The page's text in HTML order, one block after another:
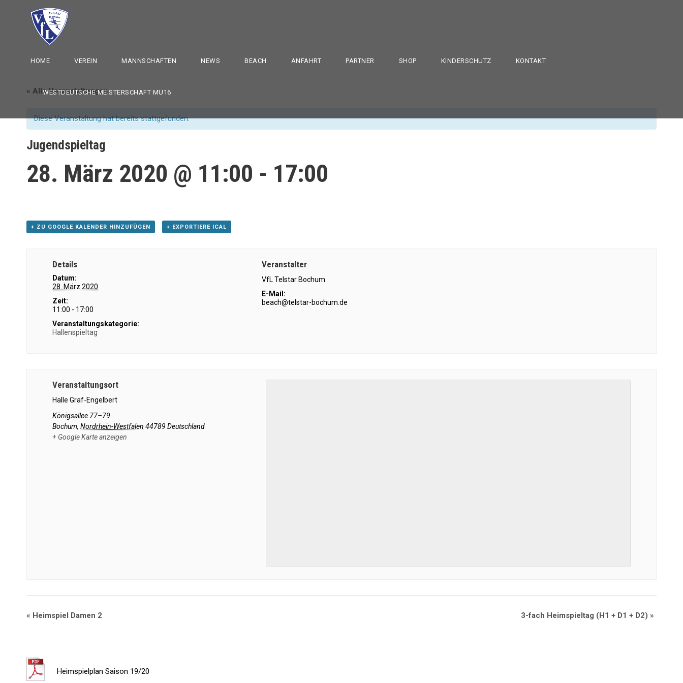
HOME VEREIN MANNSCHAFTEN NEWS BEACH ANFAHRT PARTNER SHOP KINDERSCHUTZ KONTAKT
WESTDEUTSCHE MEISTERSCHAFT MU16
« Alle Veranstaltungen
Diese Veranstaltung hat bereits stattgefunden.
Jugendspieltag
28. März 2020 @ 11:00 - 17:00
+ ZU GOOGLE KALENDER HINZUFÜGEN + EXPORTIERE ICAL
Details
Datum:
28. März 2020
Zeit:
11:00 - 17:00
Veranstaltungskategorie:
Hallenspieltag
Veranstalter
VfL Telstar Bochum
E-Mail:
beach@telstar-bochum.de
Veranstaltungsort
Halle Graf-Engelbert
Königsallee 77–79
Bochum, Nordrhein-Westfalen 44789 Deutschland
+ Google Karte anzeigen
« Heimspiel Damen 2 3-fach Heimspieltag (H1 + D1 + D2) »
Heimspielplan Saison 19/20